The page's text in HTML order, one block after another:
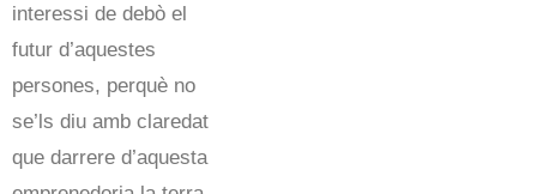
interessi de debò el
futur d’aquestes
persones, perquè no
se’ls diu amb claredat
que darrere d’aquesta